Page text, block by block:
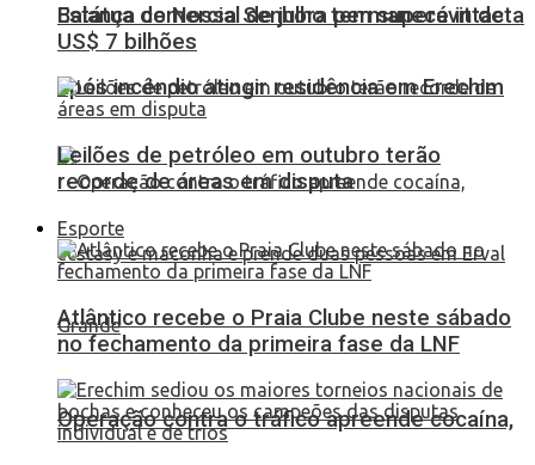
Estátua de Nossa Senhora permanece intacta
após incêndio atingir residência em Erechim
Operação contra o tráfico apreende cocaína,
Balança comercial de julho tem superávit de
US$ 7 bilhões
Leilões de petróleo em outubro terão
recorde de áreas em disputa
Esporte
Atlântico recebe o Praia Clube neste sábado
no fechamento da primeira fase da LNF